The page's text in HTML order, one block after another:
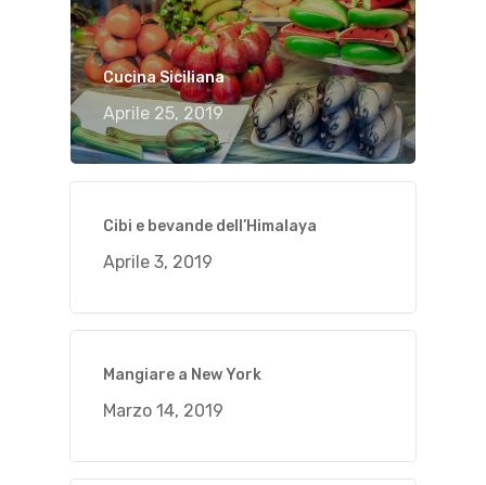
Cucina Siciliana
Aprile 25, 2019
Cibi e bevande dell’Himalaya
Aprile 3, 2019
Mangiare a New York
Marzo 14, 2019